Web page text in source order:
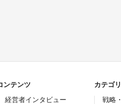
ンテンツ
経営者インタビュー
カテゴリ
戦略